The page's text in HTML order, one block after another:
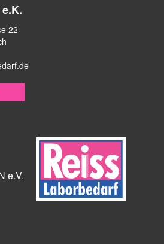
22
e.V.